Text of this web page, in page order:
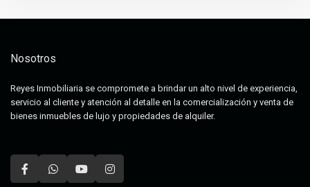
Nosotros
Reyes Inmobiliaria se compromete a brindar un alto nivel de experiencia,
servicio al cliente y atención al detalle en la comercialización y venta de
bienes inmuebles de lujo y propiedades de alquiler.